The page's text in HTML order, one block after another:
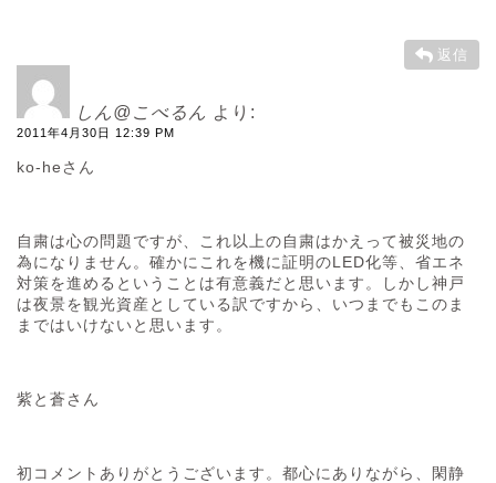
返信
しん@こべるん より:
2011年4月30日 12:39 PM
ko-heさん
自粛は心の問題ですが、これ以上の自粛はかえって被災地の
為になりません。確かにこれを機に証明のLED化等、省エネ
対策を進めるということは有意義だと思います。しかし神戸
は夜景を観光資産としている訳ですから、いつまでもこのま
まではいけないと思います。
紫と蒼さん
初コメントありがとうございます。都心にありながら、閑静